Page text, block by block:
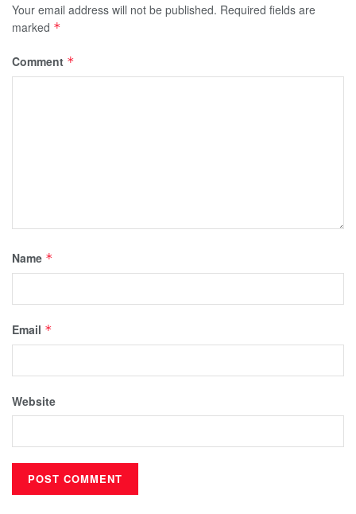
Your email address will not be published. Required fields are
marked *
Comment *
Name *
Email *
Website